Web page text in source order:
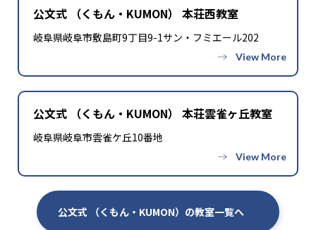
公文式 （くもん・KUMON） 本荘西教室
岐阜県岐阜市敷島町9丁目9-1サン・フミエール202
公文式 （くもん・KUMON） 本荘雲雀ヶ丘教室
岐阜県岐阜市雲雀ケ丘10番地
公文式 （くもん・KUMON）の教室一覧へ